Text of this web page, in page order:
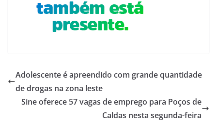
Adolescente é apreendido com grande quantidade
de drogas na zona leste
Sine oferece 57 vagas de emprego para Poços de
Caldas nesta segunda-feira